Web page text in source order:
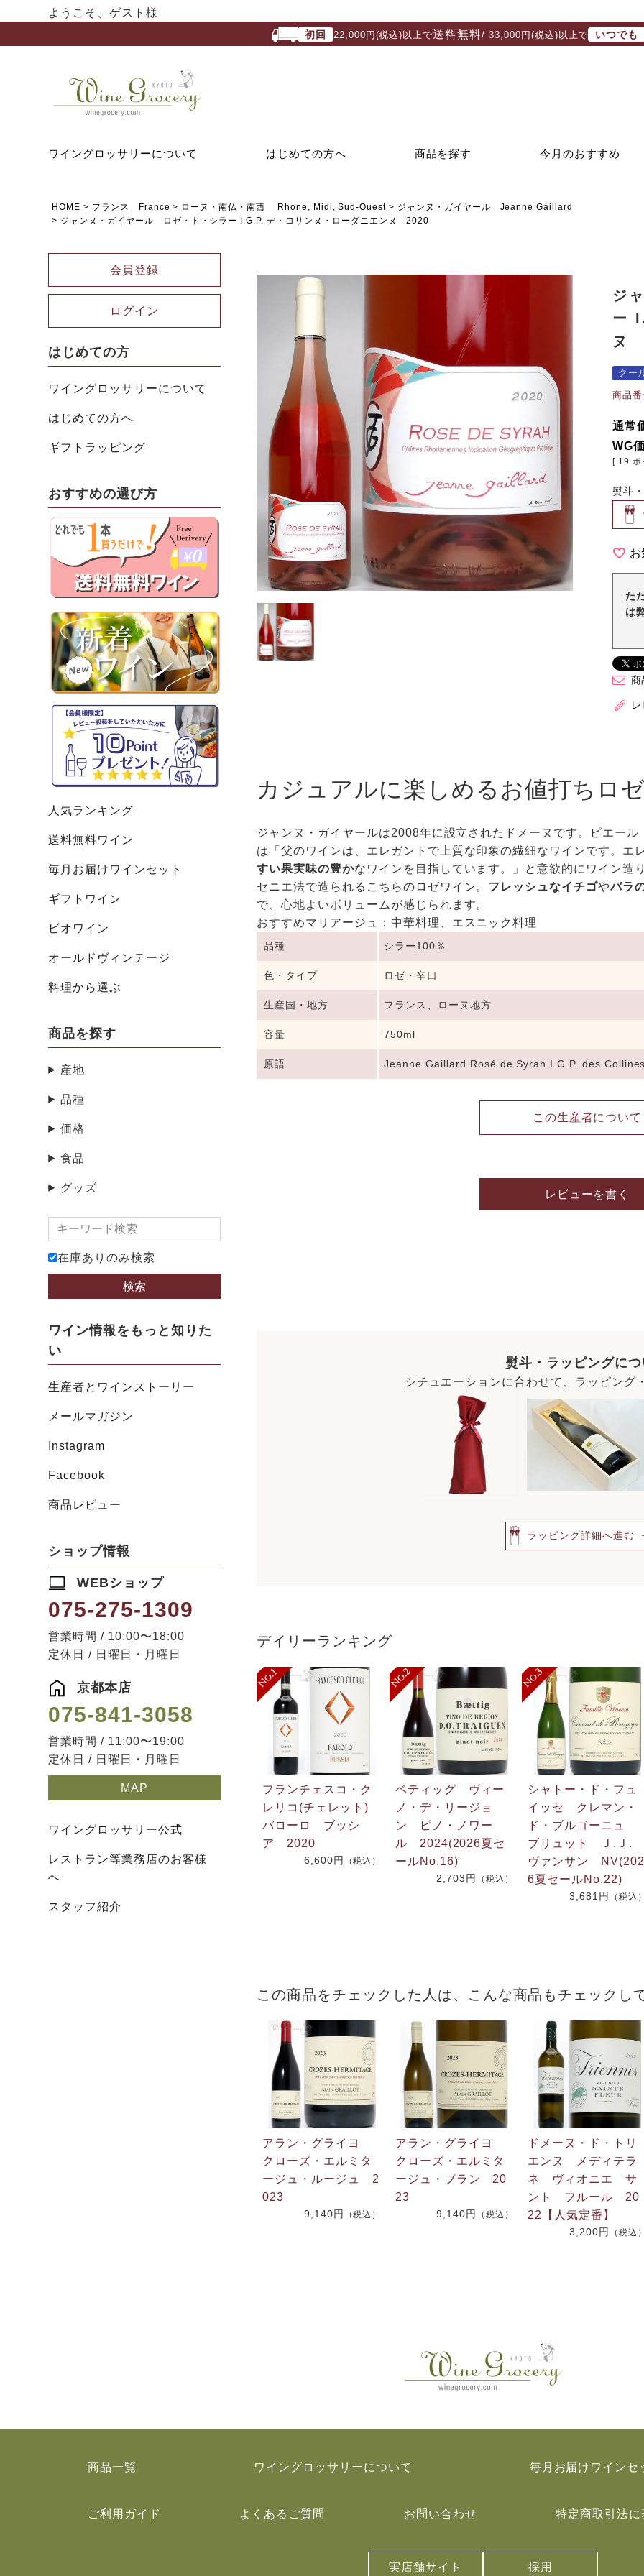
ようこそ、ゲスト様
初回 22,000円(税込)以上で送料無料/ 33,000円(税込)以上で いつでも
ワイングロッサリーについて はじめての方へ 商品を探す 今月のおすすめ
HOME フランス France ローヌ・南仏・南西 Rhone, Midi, Sud-Ouest
ジャンヌ・ガイヤール Jeanne Gaillard
ジャンヌ・ガイヤール ロゼ・ド・シラー I.G.P. デ・コリンヌ・ローダニエンヌ 2020
会員登録
ログイン
はじめての方
ワイングロッサリーについて
はじめての方へ
ギフトラッピング
おすすめの選び方
人気ランキング
送料無料ワイン
毎月お届けワインセット
ギフトワイン
ビオワイン
オールドヴィンテージ
料理から選ぶ
商品を探す
産地
品種
価格
食品
グッズ
在庫ありのみ検索
検索
ワイン情報をもっと知りた
い
生産者とワインストーリー
メールマガジン
Instagram
Facebook
商品レビュー
ショップ情報
WEBショップ
075-275-1309
営業時間 / 10:00〜18:00
定休日 / 日曜日・月曜日
京都本店
075-841-3058
営業時間 / 11:00〜19:00
定休日 / 日曜日・月曜日
MAP
ワイングロッサリー公式
レストラン等業務店のお客様
へ
スタッフ紹介
ジ
ー
ヌ
クー
商品番
通常
WG
[ 19
熨斗
お
た
は
商
カジュアルに楽しめるお値打ちロ
ジャンヌ・ガイヤールは2008年に設立されたドメーヌです。ピエー
は「父のワインは、エレガントで上質な印象の繊細なワインです。エ
すい果実味の豊かなワインを目指しています。」と意欲的にワイン造
セニエ法で造られるこちらのロゼワイン。 フレッシュなイチゴやバラ
で、心地よいボリュームが感じられます。
おすすめマリアージュ：中華料理、エスニック料理
品種 シラー100％
色・タイプ ロゼ・辛口
生産国・地方 フランス、ローヌ地方
容量 750ml
原語 Jeanne Gaillard Rosé de Syrah I.G.P. des
この生産者について
レビューを書く
熨斗・ラッピングにつ
シチュエーションに合わせて、ラッピング
ラッピング詳細へ進む
デイリーランキング
フランチェスコ・ク
レリコ(チェレット)
バローロ ブッシ
ア 2020
6,600円 （税込）
ベティッグ ヴィー
ノ・デ・リージョ
ン ピノ・ノワー
ル 2024(2026夏セ
ールNo.16)
2,703円 （税込）
シャトー・ド・フュ
イッセ クレマン・
ド・ブルゴーニュ
ブリュット Ｊ.Ｊ.
ヴァンサン NV(202
6夏セールNo.22)
3,681円 （税込）
この商品をチェックした人は、こんな商品もチェックし
アラン・グライヨ
クローズ・エルミタ
ージュ・ルージュ 2
023
9,140円 （税込）
アラン・グライヨ
クローズ・エルミタ
ージュ・ブラン 20
23
9,140円 （税込）
ドメーヌ・ド・トリ
エンヌ メディテラ
ネ ヴィオニエ サ
ント フルール 20
22【人気定番】
3,200円 （税込）
商品一覧 ワイングロッサリーについて 毎月お届けワインセ
ご利用ガイド よくあるご質問 お問い合わせ 特定商取引法に
実店舗サイト 採用